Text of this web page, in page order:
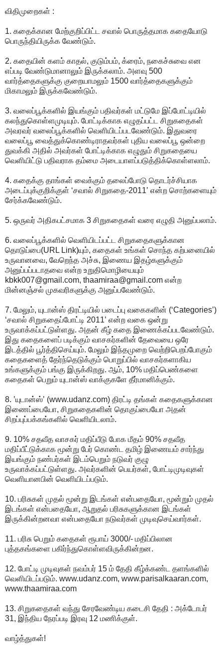
விதிமுறைகள் :
1. கதைக்கான மேற்குறிப்பிட்ட சவால் பொருத்தமாக கதையோடு
பொருந்தியிருக்க வேண்டும்.
2. கதையின் களம் காதல், குடும்பம், க்ரைம், நகைச்சுவை என
எப்படி வேண்டுமானாலும் இருக்கலாம். அளவு 500
வார்த்தைகளுக்கு குறையாமலும் 1500 வார்த்தைகளுக்கும்
மிகாமலும் இருக்கவேண்டும்.
3. வலைப்பூக்களில் இயங்கும் பதிவர்கள் மட்டுமே இப்போட்டியில்
கலந்துகொள்ளமுடியும். போட்டிக்காக எழுதப்பட்ட சிறுகதைகள்
அவரவர் வலைப்பூக்களில் வெளியிடப்படவேண்டும். இதுவரை
வலைப்பூ வைத்துக்கொண்டிராதவர்கள் புதிய வலைப்பூ ஒன்றை
துவக்கி அதில் அவர்கள் போட்டிக்காக எழுதும் சிறுகதையை
வெளியிட்டு பதிவராக தம்மை அடையாளப்படுத்திக்கொள்ளலாம்.
4. கதைக்கு தாங்கள் வைக்கும் தலைப்போடு தொடர்ச்சியாக
அடைப்புக்குறிக்குள் ‘சவால் சிறுகதை-2011’ என்ற சொற்களையும்
சேர்க்கவேண்டும்.
5. ஒருவர் அதிகபட்சமாக 3 சிறுகதைகள் வரை எழுதி அனுப்பலாம்.
6. வலைப்பூக்களில் வெளியிடப்பட்ட சிறுகதைகளுக்கான
தொடுப்பை(URL Link)யும், கதைகள் உங்கள் சொந்த கற்பனையில்
உருவானவை, வேறெந்த அச்சு, இணைய இதழ்களுக்கும்
அனுப்பப்படாதவை என்ற உறுதிமொழியையும்
kbkk007@gmail.com, thaamiraa@gmail.com என்ற
மின்னஞ்சல் முகவரிகளுக்கு அனுப்பவேண்டும்.
7. மேலும், யுடான்ஸ் திரட்டியில் படைப்பு வகைகளின் (‘Categories’)
‘சவால் சிறுகதைப்போட்டி 2011’ என்ற வகை ஒன்று
உருவாக்கப்பட்டுள்ளது. அதன் கீழ் கதை இணைக்கப்படவேண்டும்.
இது கதைகளைப் படிக்கும் வாசகர்களின் தேவையை ஒரே
இடத்தில் பூர்த்திசெய்யும். மேலும் இந்தமுறை வெற்றிபெறப்போகும்
கதைகளைத் தேர்ந்தெடுக்கும் பொறுப்பில் வாசகர்களாகிய
உங்களுக்கும் பங்கு இருக்கிறது. ஆம், 10% மதிப்பெண்களை
கதைகள் பெறும் யுடான்ஸ் வாக்குகளே தீர்மானிக்கும்.
8. ’யுடான்ஸ்’ (www.udanz.com) திரட்டி தங்கள் கதைகளுக்கான
இணைப்பையோ, சிறுகதைகளின் தொகுப்பையோ அதன்
சிறப்புப்பக்கங்களில் வெளியிடலாம்.
9. 10% சதவீத வாசகர் மதிப்பீடு போக மீதம் 90% சதவீத
மதிப்பீட்டுக்காக மூன்று பேர் கொண்ட தமிழ் இணையம் சார்ந்து
இயங்கும் நண்பர்கள் இடம்பெறும் நடுவர் குழு
உருவாக்கப்பட்டுள்ளது. அவர்களின் பெயர்கள், போட்டிமுடிவுகள்
வெளியானபின் வெளியிடப்படும்.
10. பரிசுகள் முதல் மூன்று இடங்கள் என்பதையோ, மூன்றும் முதல்
இடங்கள் என்பதையோ, ஆறுதல் பரிசுகளுக்கான இடங்கள்
இருக்கின்றனவா என்பதையோ நடுவர்கள் முடிவுசெய்வார்கள்.
11. பரிசு பெறும் கதைகள் ரூபாய் 3000/- மதிப்பிலான
புத்தகங்களை பகிர்ந்துகொள்ளவிருக்கின்றன.
12. போட்டி முடிவுகள் நவம்பர் 15 ம் தேதி கீழ்க்கண்ட தளங்களில்
வெளியிடப்படும். www.udanz.com, www.parisalkaaran.com,
www.thaamiraa.com
13. சிறுகதைகள் வந்து சேரவேண்டிய கடைசி தேதி : அக்டோபர்
31, இந்திய நேரப்படி இரவு 12 மணிக்குள்.
வாழ்த்துகள்!